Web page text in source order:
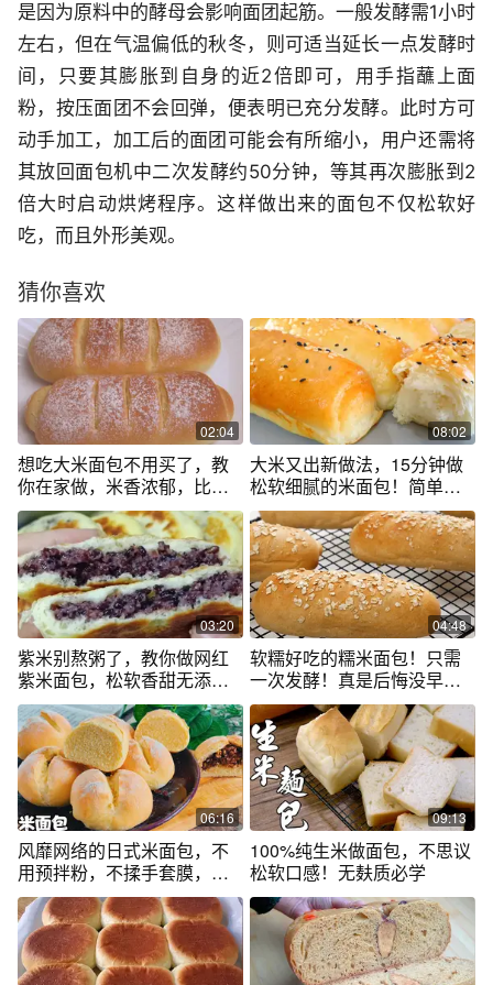
是因为原料中的酵母会影响面团起筋。一般发酵需1小时
左右，但在气温偏低的秋冬，则可适当延长一点发酵时
间，只要其膨胀到自身的近2倍即可，用手指蘸上面
粉，按压面团不会回弹，便表明已充分发酵。此时方可
动手加工，加工后的面团可能会有所缩小，用户还需将
其放回面包机中二次发酵约50分钟，等其再次膨胀到2
倍大时启动烘烤程序。这样做出来的面包不仅松软好
吃，而且外形美观。
猜你喜欢
02:04
想吃大米面包不用买了，教
你在家做，米香浓郁，比外
面买的还好吃
08:02
大米又出新做法，15分钟做
松软细腻的米面包！简单快
速！
03:20
紫米别熬粥了，教你做网红
紫米面包，松软香甜无添加
，比买的香
04:48
软糯好吃的糯米面包！只需
一次发酵！真是后悔没早点
做
06:16
风靡网络的日式米面包，不
用预拌粉，不揉手套膜，淡
淡米香很好吃
09:13
100%纯生米做面包，不思议
松软口感！无麸质必学